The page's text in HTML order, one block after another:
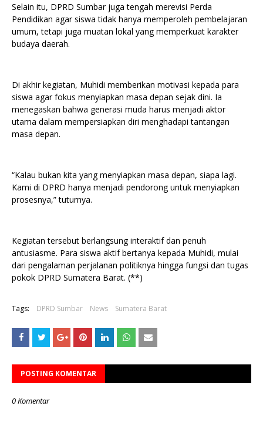
Selain itu, DPRD Sumbar juga tengah merevisi Perda
Pendidikan agar siswa tidak hanya memperoleh pembelajaran
umum, tetapi juga muatan lokal yang memperkuat karakter
budaya daerah.
Di akhir kegiatan, Muhidi memberikan motivasi kepada para
siswa agar fokus menyiapkan masa depan sejak dini. Ia
menegaskan bahwa generasi muda harus menjadi aktor
utama dalam mempersiapkan diri menghadapi tantangan
masa depan.
“Kalau bukan kita yang menyiapkan masa depan, siapa lagi.
Kami di DPRD hanya menjadi pendorong untuk menyiapkan
prosesnya,” tuturnya.
Kegiatan tersebut berlangsung interaktif dan penuh
antusiasme. Para siswa aktif bertanya kepada Muhidi, mulai
dari pengalaman perjalanan politiknya hingga fungsi dan tugas
pokok DPRD Sumatera Barat. (**)
Tags: DPRD Sumbar News Sumatera Barat
POSTING KOMENTAR
0 Komentar